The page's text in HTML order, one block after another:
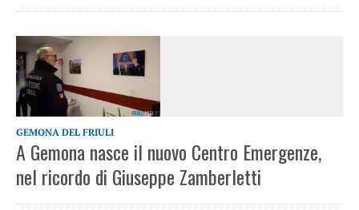
GEMONA DEL FRIULI
A Gemona nasce il nuovo Centro Emergenze,
nel ricordo di Giuseppe Zamberletti